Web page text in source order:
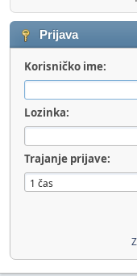
Prijava
Korisničko ime:
Lozinka:
Trajanje prijave: